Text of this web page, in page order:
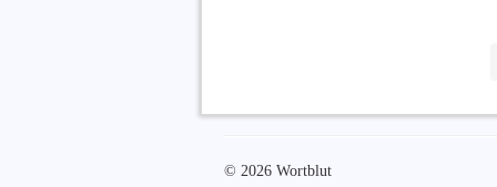
© 2026 Wortblut